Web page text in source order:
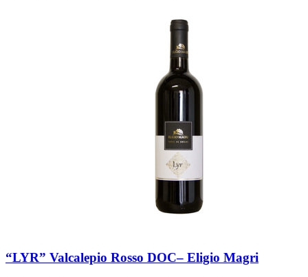
“LYR” Valcalepio Rosso DOC– Eligio Magri